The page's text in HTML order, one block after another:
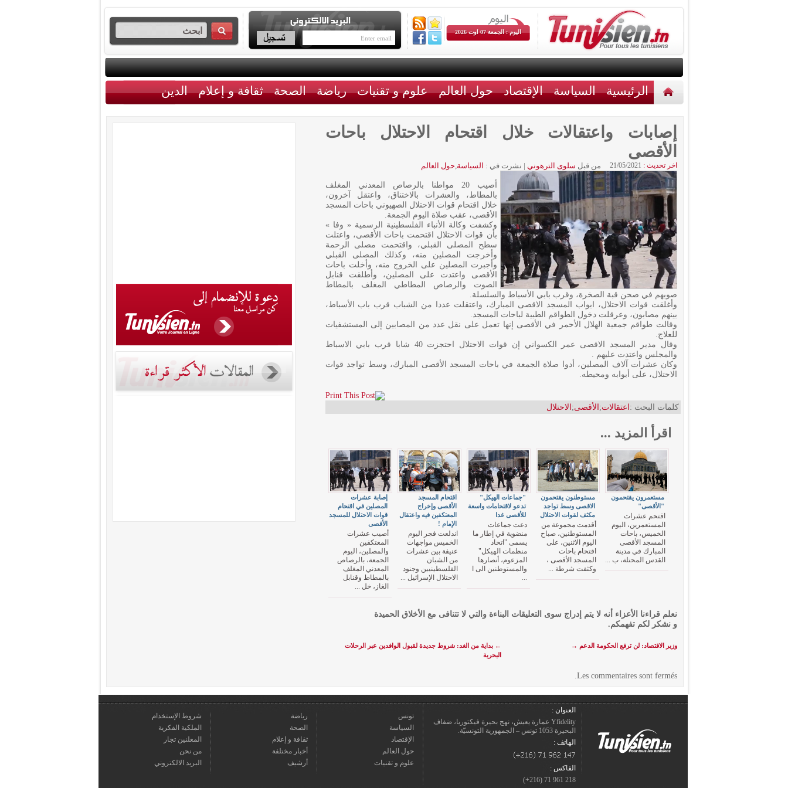
اليوم : الجمعة 07 اوت 2026
الرئيسية السياسة الإقتصاد حول العالم علوم و تقنيات رياضة الصحة ثقافة و إعلام الدين
إصابات واعتقالات خلال اقتحام الاحتلال باحات
الأقصى
اخر تحديث : من قبل سلوى الترهوني | نشرت في : السياسة,حول العالم
أصيب 20 مواطنا بالرصاص المعدني المغلف
بالمطاط، والعشرات بالاختناق، واعتقل آخرون،
خلال اقتحام قوات الاحتلال الصهيوني باحات المسجد
الأقصى، عقب صلاة اليوم الجمعة.
وكشفت وكالة الأنباء الفلسطينية الرسمية « وفا »
بأن قوات الاحتلال اقتحمت باحات الأقصى، واعتلت
سطح المصلى القبلي، واقتحمت مصلى الرحمة
وأخرجت المصلين منه، وكذلك المصلى القبلي
وأجبرت المصلين على الخروج منه، وأخلت باحات
الأقصى واعتدت على المصلين، وأطلقت قنابل
الصوت والرصاص المطاطي المغلف بالمطاط
صوبهم في صحن قبة الصخرة، وقرب بابي الأسباط والسلسلة.
وأغلقت قوات الاحتلال، ابواب المسجد الاقصى المبارك، واعتقلت عددا من الشباب قرب باب الأسباط،
بينهم مصابون، وعرقلت دخول الطواقم الطبية لباحات المسجد.
وقالت طواقم جمعية الهلال الأحمر في الأقصى إنها تعمل على نقل عدد من المصابين إلى المستشفيات
للعلاج.
وقال مدير المسجد الاقصى عمر الكسواني إن قوات الاحتلال احتجزت 40 شابا قرب بابي الاسباط
والمجلس واعتدت عليهم .
وكان عشرات آلاف المصلين، أدوا صلاة الجمعة في باحات المسجد الأقصى المبارك، وسط تواجد قوات
الاحتلال، على أبوابه ومحيطه.
كلمات البحث : اعتقالات; الأقصى; الاحتلال
اقرأ المزيد ...
إصابة عشرات
المصلين في اقتحام
قوات الاحتلال للمسجد
الأقصى
أصيب عشرات
المعتكفين
والمصلين، اليوم
الجمعة، بالرصاص
المعدني المغلف
بالمطاط وقنابل
الغاز، خل ...
اقتحام المسجد
الأقصى وإخراج
المعتكفين فيه واعتقال
الإمام !
اندلعت فجر اليوم
الخميس مواجهات
عنيفة بين عشرات
من الشبان
الفلسطينيين وجنود
الاحتلال الإسرائيل ...
"جماعات الهيكل"
تدعو لاقتحامات واسعة
للأقصى غدا
دعت جماعات
منضوية في إطار ما
يسمى "اتحاد
منظمات الهيكل"
المزعوم، أنصارها
والمستوطنين الى ا
...
مستوطنون يقتحمون
الاقصى وسط تواجد
مكثف لقوات الاحتلال
أقدمت مجموعة من
المستوطنين، صباح
اليوم الاثنين، على
اقتحام باحات
المسجد الأقصى ،
وكثفت شرطة ...
مستعمرون يقتحمون
"الأقصى"
اقتحم عشرات
المستعمرين، اليوم
الخميس، باحات
المسجد الأقصى
المبارك في مدينة
القدس المحتلة، ب ...
نعلم قراءنا الأعزاء أنه لا يتم إدراج سوى التعليقات البناءة والتي لا تتنافى مع الأخلاق الحميدة
و نشكر لكم تفهمكم.
← بداية من الغد: شروط جديدة لقبول الوافدين عبر الرحلات
البحرية
وزير الاقتصاد: لن ترفع الحكومة الدعم →
Les commentaires sont fermés.
العنوان :
Yfidelity عمارة يعيش، نهج بحيرة فيكتوريا، ضفاف
البحيرة 1053 تونس – الجمهورية التونسيّة.
الهاتف :
الفاكس :
218 961 71 (216+)
تونس
السياسة
الإقتصاد
حول العالم
علوم و تقنيات
رياضة
الصحة
ثقافة و إعلام
أخبار مختلفة
أرشيف
شروط الإستخدام
الملكية الفكرية
المعلنين تجار
من نحن
البريد الالكتروني